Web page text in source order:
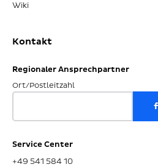
Wiki
Kontakt
Regionaler Ansprechpartner
Ort/Postleitzahl
Service Center
+49 541 584 10